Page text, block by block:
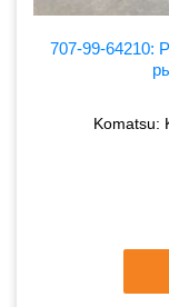
707-99-64210:
Komatsu: